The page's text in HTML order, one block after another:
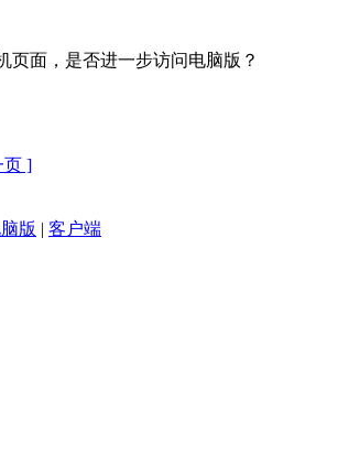
页面，是否进一步访问电脑版？
页 ]
版 | 客户端